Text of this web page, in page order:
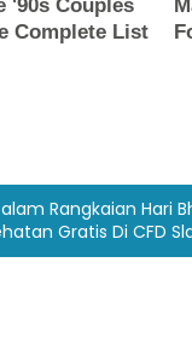
Rangkaian Hari
Gratis Di CFD